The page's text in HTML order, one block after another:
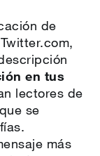
de
en tus
lectores de
se
más